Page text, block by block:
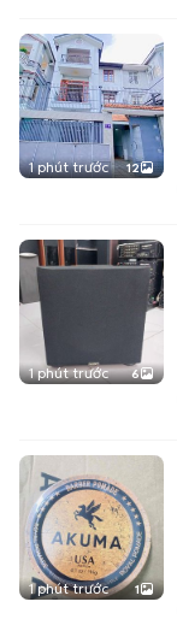
1 phút trước 12
1 phút trước 6
1 phút trước 1